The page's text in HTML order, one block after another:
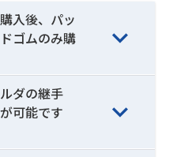
入後、パッ
ゴムのみ購
ダの継手
可能です